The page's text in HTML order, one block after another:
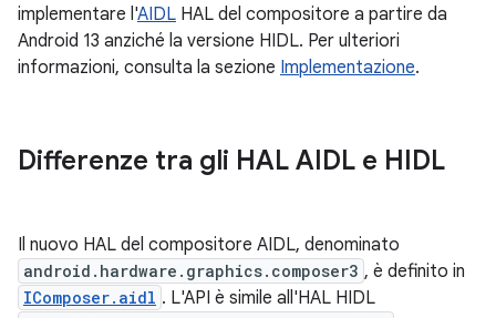
implementare l'AIDL HAL del compositore a partire da
Android 13 anziché la versione HIDL. Per ulteriori
informazioni, consulta la sezione Implementazione.
Differenze tra gli HAL AIDL e HIDL
Il nuovo HAL del compositore AIDL, denominato
android.hardware.graphics.composer3 , è definito in
IComposer.aidl . L'API è simile all'HAL HIDL